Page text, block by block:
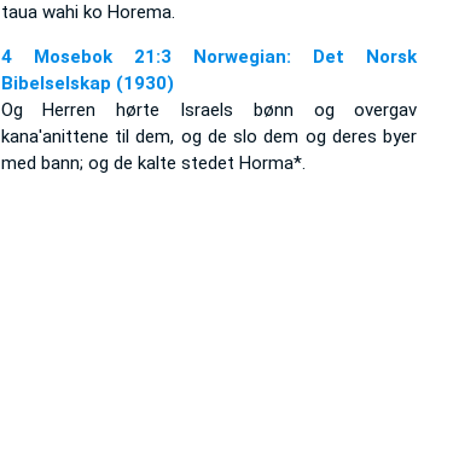
taua wahi ko Horema.
4 Mosebok 21:3 Norwegian: Det Norsk
Bibelselskap (1930)
Og Herren hørte Israels bønn og overgav
kana'anittene til dem, og de slo dem og deres byer
med bann; og de kalte stedet Horma*.